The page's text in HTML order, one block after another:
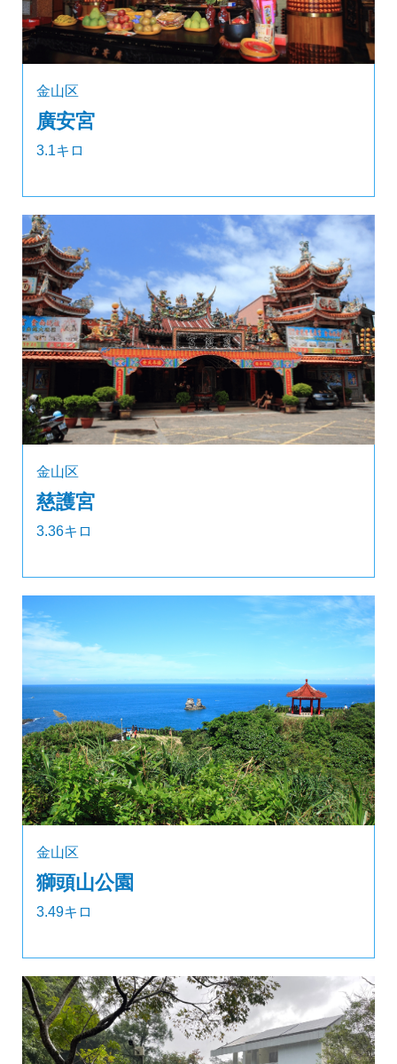
金山区
廣安宮
3.1キロ
金山区
慈護宮
3.36キロ
金山区
獅頭山公園
3.49キロ